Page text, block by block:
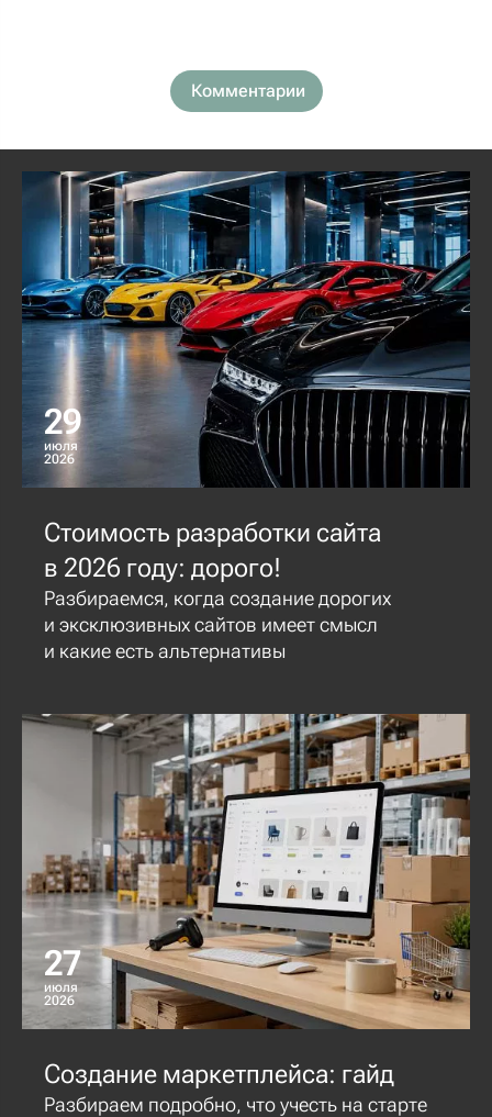
Комментарии
29
июля
2026
Стоимость разработки сайта
в 2026 году: дорого!
Разбираемся, когда создание дорогих
и эксклюзивных сайтов имеет смысл
и какие есть альтернативы
27
июля
2026
Создание маркетплейса: гайд
Разбираем подробно, что учесть на старте